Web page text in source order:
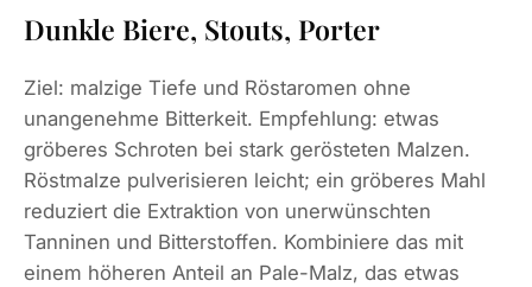
Dunkle Biere, Stouts, Porter
Ziel: malzige Tiefe und Röstaromen ohne
unangenehme Bitterkeit. Empfehlung: etwas
gröberes Schroten bei stark gerösteten Malzen.
Röstmalze pulverisieren leicht; ein gröberes Mahl
reduziert die Extraktion von unerwünschten
Tanninen und Bitterstoffen. Kombiniere das mit
einem höheren Anteil an Pale-Malz, das etwas